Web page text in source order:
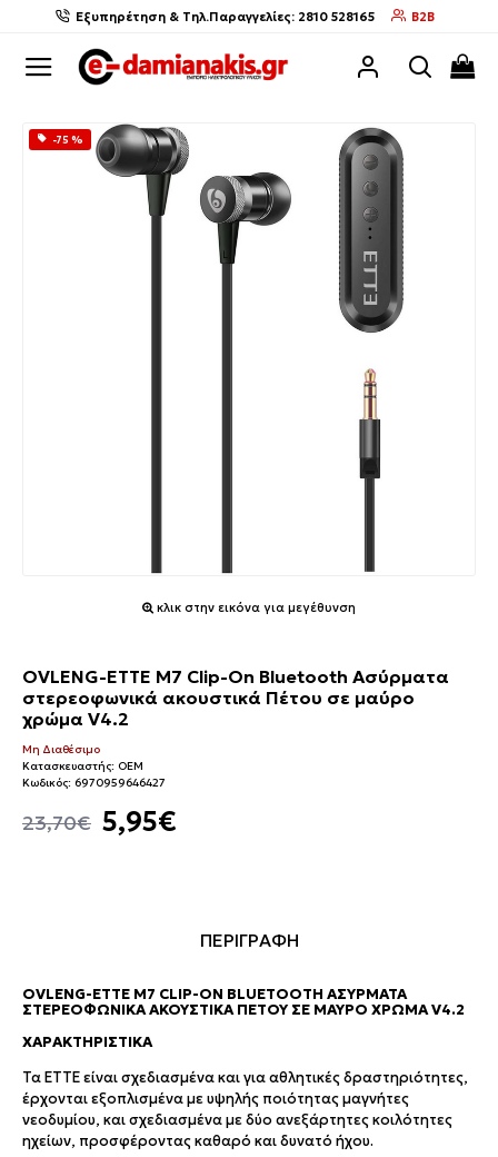
Εξυπηρέτηση & Τηλ.Παραγγελίες: 2810 528165 B2B
-75 %
κλικ στην εικόνα για μεγέθυνση
OVLENG-ETTE M7 Clip-On Bluetooth Ασύρματα
στερεοφωνικά ακουστικά Πέτου σε μαύρο
χρώμα V4.2
5,95€
23,70€
Μη Διαθέσιμο
Κατασκευαστής: OEM
Κωδικός: 6970959646427
ΠΕΡΙΓΡΑΦΗ
OVLENG-ETTE M7 CLIP-ON BLUETOOTH ΑΣΎΡΜΑΤΑ
ΣΤΕΡΕΟΦΩΝΙΚΆ ΑΚΟΥΣΤΙΚΆ ΠΈΤΟΥ ΣΕ ΜΑΎΡΟ ΧΡΏΜΑ V4.2
XΑΡΑΚΤΗΡΙΣΤΙΚΆ
Τα ETTE είναι σχεδιασμένα και για αθλητικές δραστηριότητες,
έρχονται εξοπλισμένα με υψηλής ποιότητας μαγνήτες
νεοδυμίου, και σχεδιασμένα με δύο ανεξάρτητες κοιλότητες
ηχείων, προσφέροντας καθαρό και δυνατό ήχου.